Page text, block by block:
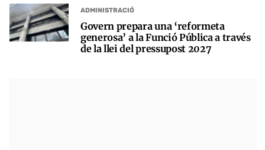
ADMINISTRACIÓ
Govern prepara una ‘reformeta
generosa’ a la Funció Pública a través
de la llei del pressupost 2027